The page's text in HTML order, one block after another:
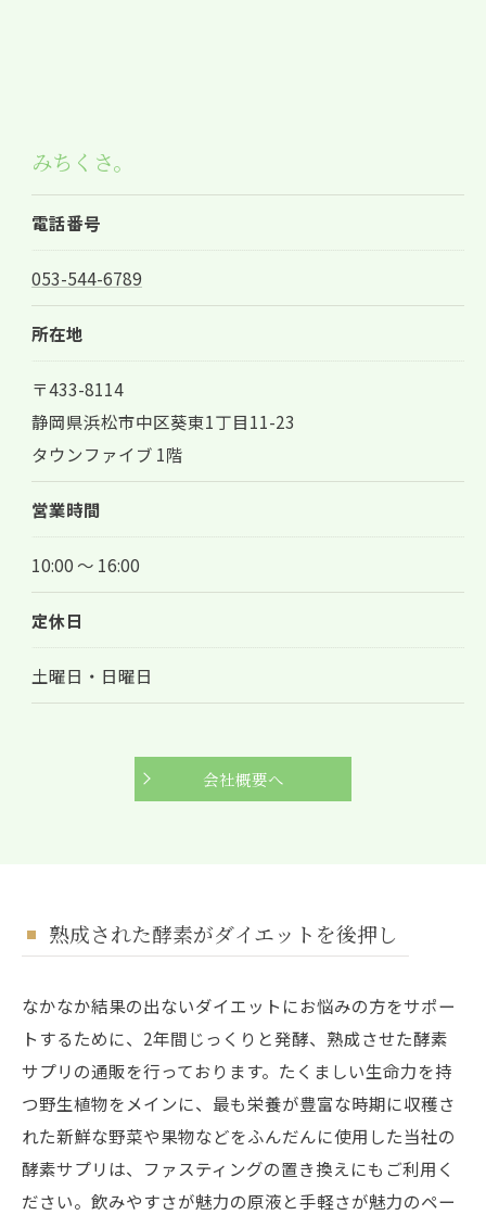
みちくさ。
電話番号
053-544-6789
所在地
〒433-8114
静岡県浜松市中区葵東1丁目11-23
タウンファイブ 1階
営業時間
10:00 〜 16:00
定休日
土曜日・日曜日
会社概要へ
熟成された酵素がダイエットを後押し
なかなか結果の出ないダイエットにお悩みの方をサポー
トするために、2年間じっくりと発酵、熟成させた酵素
サプリの通販を行っております。たくましい生命力を持
つ野生植物をメインに、最も栄養が豊富な時期に収穫さ
れた新鮮な野菜や果物などをふんだんに使用した当社の
酵素サプリは、ファスティングの置き換えにもご利用く
ださい。飲みやすさが魅力の原液と手軽さが魅力のペー